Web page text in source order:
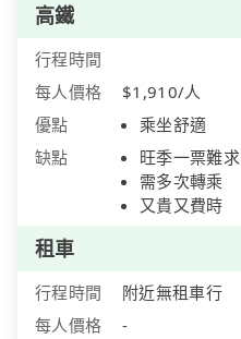
高鐵
行程時間
每人價格
$1,910/人
優點
乘坐舒適
缺點
旺季一票難求
需多次轉乘
又貴又費時
租車
行程時間
附近無租車行
每人價格
-